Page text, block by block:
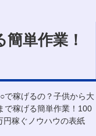
単作業！